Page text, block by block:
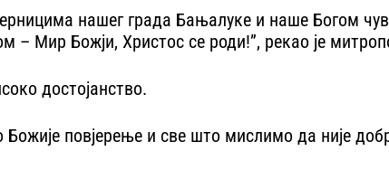
нашег града Бањалуке и наше Богом
Мир Божји, Христос се роди!”, рекао је
достојанство.
повјерење и све што мислимо да није